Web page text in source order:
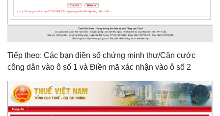
Tiếp theo: Các bạn điền số chứng minh thư/Căn cước
công dân vào ô số 1 và Điền mã xác nhận vào ô số 2